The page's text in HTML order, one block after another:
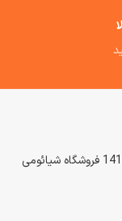
اگر به دنبال نظافتی
پیوسته و کارآمد
مدل می‌تواند «تکمیل